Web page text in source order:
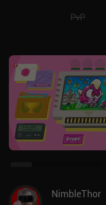
PvP
NimbleThor